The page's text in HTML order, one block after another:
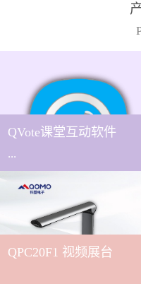
QVote课堂互动软件
...
下载QVote授课软件课堂互
动的质量直接影响教学效
果与学生参与度。作为
QPC20F1 视频展台